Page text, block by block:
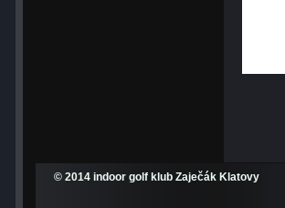
© 2014 indoor golf klub Zaječák Klatovy